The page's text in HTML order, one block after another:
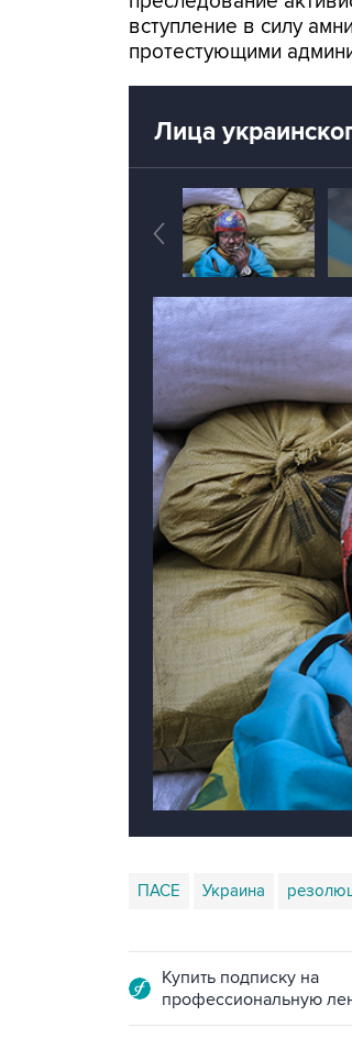
вступление в силу
протестующими
Лица
ПАСЕ Украина
Купить подписку на
профессиональную